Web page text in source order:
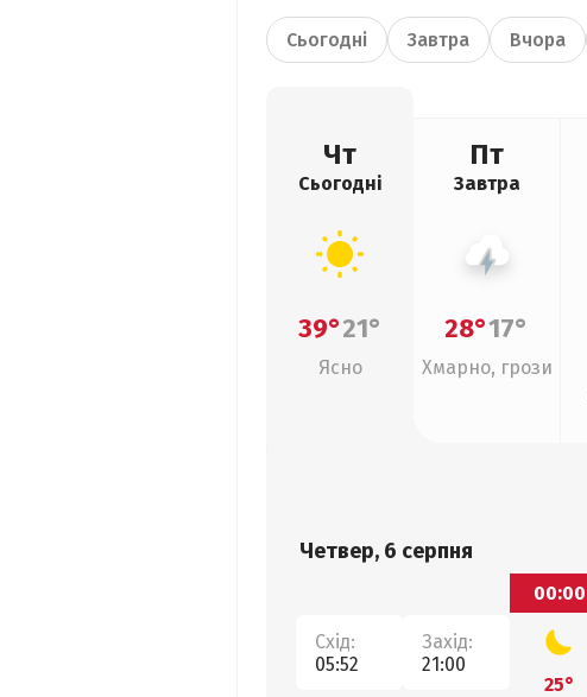
Сьогодні Завтра Вчора
Чт
Сьогодні
39°21°
Ясно
Пт
Завтра
28°17°
Хмарно, грози
Четвер, 6 серпня
Схід:
05:52
Захід:
21:00
00:00
25°